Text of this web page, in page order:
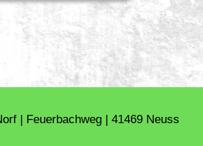
| Feuerbachweg | 41469 Neuss